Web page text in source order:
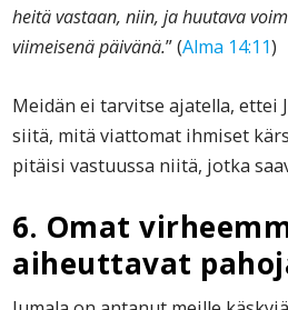
heitä vastaan, niin, ja huutava
viimeisenä päivänä.” (Alma 14:11)
Meidän ei tarvitse ajatella, ettei
siitä, mitä viattomat ihmiset
pitäisi vastuussa niitä, jotka
6. Omat
aiheuttavat